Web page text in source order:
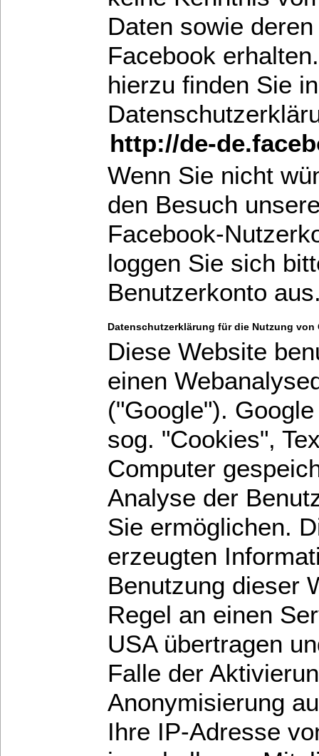
Daten sowie
Facebook
hierzu finden Sie
http://de-
Wenn Sie nicht
den Besuch
Facebook-
loggen Sie sich
Benutzerkonto
Datenschutzerklärung für die Nutzung von
Diese Website
einen
("Google").
sog. "Cookies",
Computer
Analyse der
Sie ermöglichen.
erzeugten
Benutzung dieser
Regel an einen
USA übertragen
Falle der
Anonymisierung
Ihre IP-Adresse